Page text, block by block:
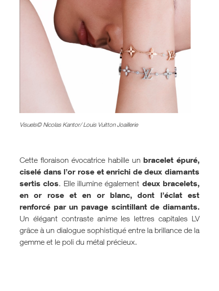
Visuels© Nicolas Kantor/ Louis Vuitton Joaillerie
Cette floraison évocatrice habille unbracelet épuré,
ciselé dans l’or rose et enrichi de deux diamants
sertis clos . Elle illumine également deux bracelets,
en or rose et en or blanc, dont l’éclat est
renforcé par un pavage scintillant de diamants.
Un élégant contraste anime les lettres capitales LV
grâce à un dialogue sophistiqué entre la brillance de la
gemme et le poli du métal précieux.